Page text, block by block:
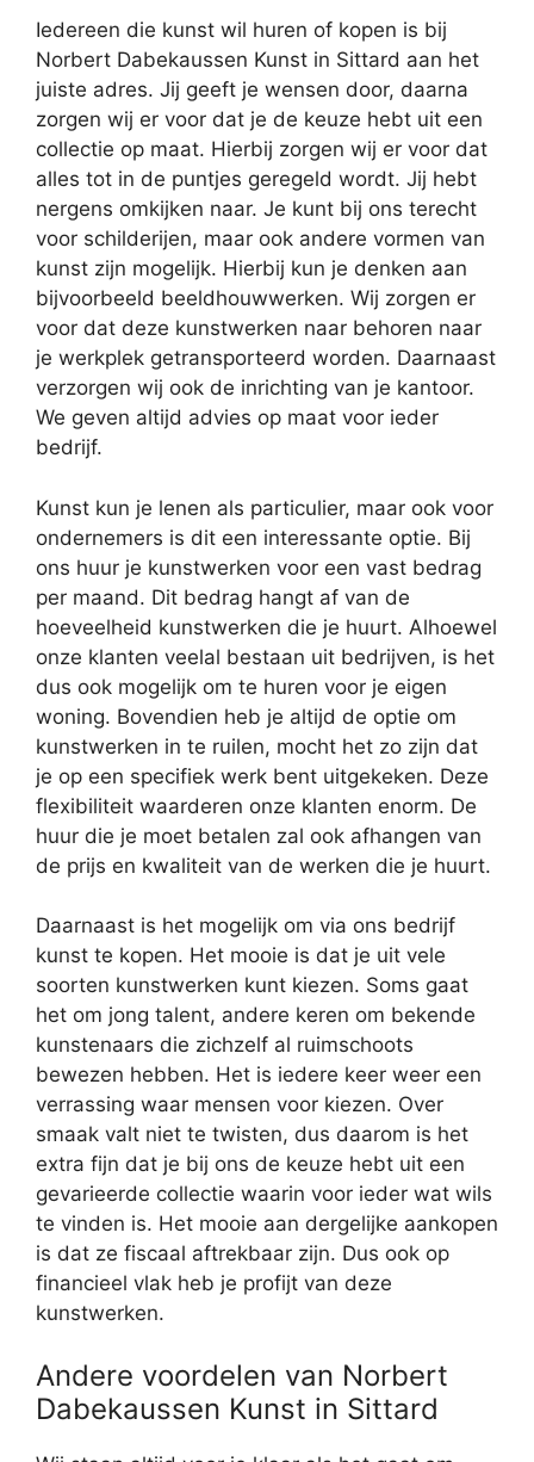
Iedereen die kunst wil huren of kopen is bij
Norbert Dabekaussen Kunst in Sittard aan het
juiste adres. Jij geeft je wensen door, daarna
zorgen wij er voor dat je de keuze hebt uit een
collectie op maat. Hierbij zorgen wij er voor dat
alles tot in de puntjes geregeld wordt. Jij hebt
nergens omkijken naar. Je kunt bij ons terecht
voor schilderijen, maar ook andere vormen van
kunst zijn mogelijk. Hierbij kun je denken aan
bijvoorbeeld beeldhouwwerken. Wij zorgen er
voor dat deze kunstwerken naar behoren naar
je werkplek getransporteerd worden. Daarnaast
verzorgen wij ook de inrichting van je kantoor.
We geven altijd advies op maat voor ieder
bedrijf.
Kunst kun je lenen als particulier, maar ook voor
ondernemers is dit een interessante optie. Bij
ons huur je kunstwerken voor een vast bedrag
per maand. Dit bedrag hangt af van de
hoeveelheid kunstwerken die je huurt. Alhoewel
onze klanten veelal bestaan uit bedrijven, is het
dus ook mogelijk om te huren voor je eigen
woning. Bovendien heb je altijd de optie om
kunstwerken in te ruilen, mocht het zo zijn dat
je op een specifiek werk bent uitgekeken. Deze
flexibiliteit waarderen onze klanten enorm. De
huur die je moet betalen zal ook afhangen van
de prijs en kwaliteit van de werken die je huurt.
Daarnaast is het mogelijk om via ons bedrijf
kunst te kopen. Het mooie is dat je uit vele
soorten kunstwerken kunt kiezen. Soms gaat
het om jong talent, andere keren om bekende
kunstenaars die zichzelf al ruimschoots
bewezen hebben. Het is iedere keer weer een
verrassing waar mensen voor kiezen. Over
smaak valt niet te twisten, dus daarom is het
extra fijn dat je bij ons de keuze hebt uit een
gevarieerde collectie waarin voor ieder wat wils
te vinden is. Het mooie aan dergelijke aankopen
is dat ze fiscaal aftrekbaar zijn. Dus ook op
financieel vlak heb je profijt van deze
kunstwerken.
Andere voordelen van Norbert
Dabekaussen Kunst in Sittard